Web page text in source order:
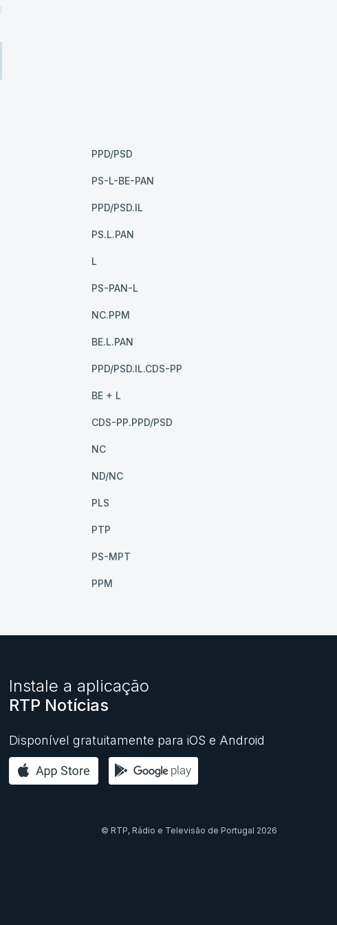
PPD/PSD
PS-L-BE-PAN
PPD/PSD.IL
PS.L.PAN
L
PS-PAN-L
NC.PPM
BE.L.PAN
PPD/PSD.IL.CDS-PP
BE + L
CDS-PP.PPD/PSD
NC
ND/NC
PLS
PTP
PS-MPT
PPM
Instale a aplicação
RTP Notícias
Disponível gratuitamente para iOS e Android
© RTP, Rádio e Televisão de Portugal 2026